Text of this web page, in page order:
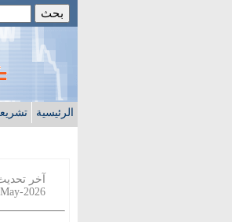
الرئيسية
آخر
2026